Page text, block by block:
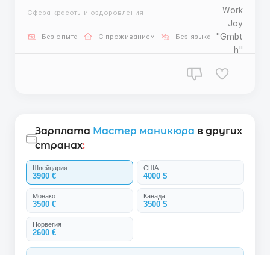
работы: 5 дней в неделю. Зарплата: от 3800$ в
Сфера красоты и оздоровления
Без опыта С проживанием Без языка
Зарплата Мастер маникюра в других
странах:
Швейцария
3900 €
США
4000 $
Монако
3500 €
Канада
3500 $
Норвегия
2600 €